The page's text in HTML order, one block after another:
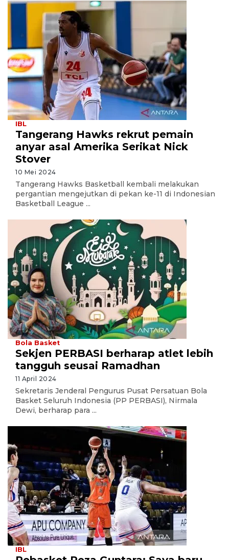
IBL
Tangerang Hawks rekrut pemain
anyar asal Amerika Serikat Nick
Stover
10 Mei 2024
Tangerang Hawks Basketball kembali melakukan
pergantian mengejutkan di pekan ke-11 di Indonesian
Basketball League ...
Bola Basket
Sekjen PERBASI berharap atlet lebih
tangguh seusai Ramadhan
11 April 2024
Sekretaris Jenderal Pengurus Pusat Persatuan Bola
Basket Seluruh Indonesia (PP PERBASI), Nirmala
Dewi, berharap para ...
IBL